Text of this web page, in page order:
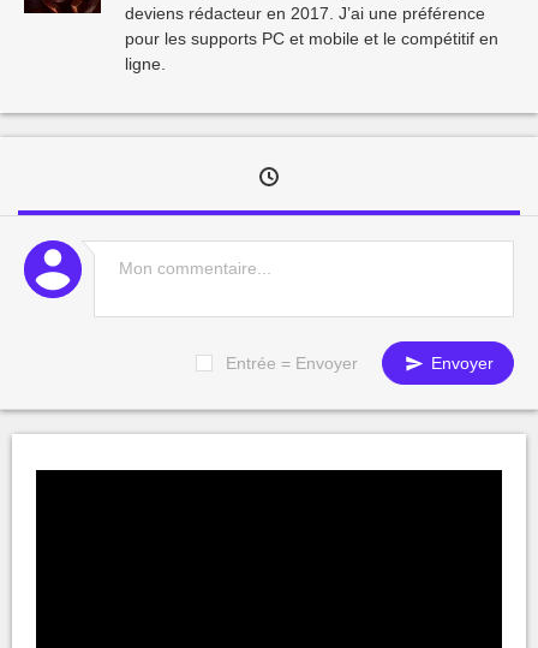
deviens rédacteur en 2017. J’ai une préférence
pour les supports PC et mobile et le compétitif en
ligne.
Entrée = Envoyer Envoyer